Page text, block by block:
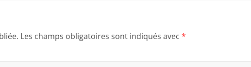
Les champs obligatoires sont indiqués avec *